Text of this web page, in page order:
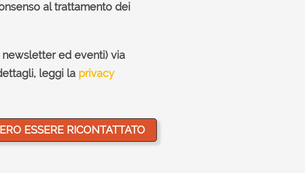
al trattamento dei
ed eventi) via
leggi la privacy